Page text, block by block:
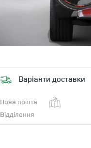
Варіанти доставки
Нова пошта
Відділення